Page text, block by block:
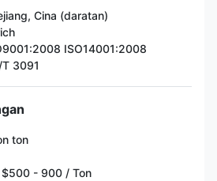
Cina (daratan)
ISO14001:2008
T 3091
ton
$500 - 900 / Ton